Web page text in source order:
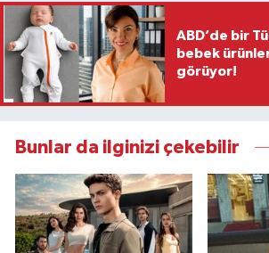
ABD’de bir
bebek
görüyor!
Bunlar da ilginizi çekebilir